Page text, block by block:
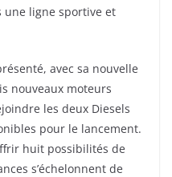
une ligne sportive et
avec sa nouvelle
nouveaux moteurs
les deux Diesels
pour le lancement.
huit possibilités de
s’échelonnent de